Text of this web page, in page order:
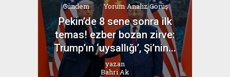
Gündem Yorum Analiz Görüş
Pekin’de 8 sene sonra ilk
temas! ezber bozan zirve:
Trump’ın ‘uysallığı’, Şi’nin...
yazan
Bahri Ak